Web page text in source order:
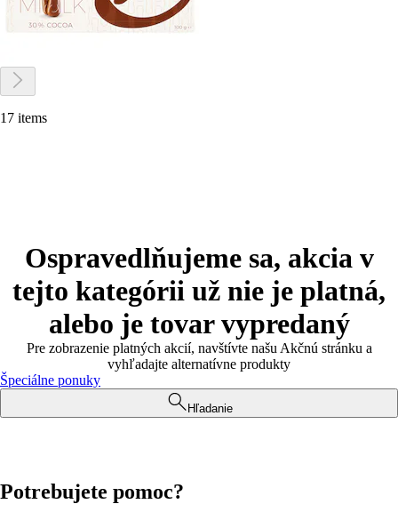
17 items
Ospravedlňujeme sa, akcia v
tejto kategórii už nie je platná,
alebo je tovar vypredaný
Pre zobrazenie platných akcií, navštívte našu Akčnú stránku a
vyhľadajte alternatívne produkty
Špeciálne ponuky
Hľadanie
Potrebujete pomoc?